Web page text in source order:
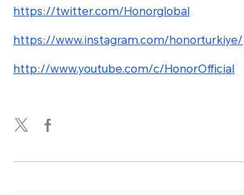
https://twitter.com/Honorglobal
https://www.instagram.com/honorturkiye/
http://www.youtube.com/c/HonorOfficial